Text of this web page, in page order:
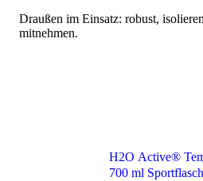
Draußen im Einsatz: robust,
mitnehmen.
H2O Active®
700 ml